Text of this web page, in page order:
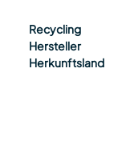
Recycling
Hersteller
Herkunftsland